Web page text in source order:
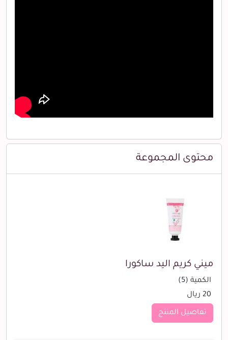
محتوى المجموعة
ميني كريم اليد ساكورا
الكمية (5)
20 ريال
تفاصيل المنتج